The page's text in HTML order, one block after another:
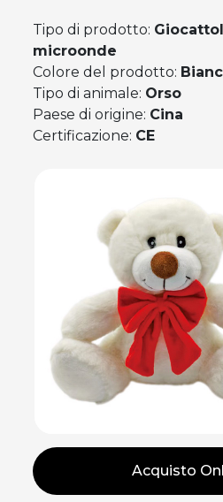
Tipo di prodotto:
microonde
Colore del prodotto:
Tipo di animale: Orso
Paese di origine: Cina
Certificazione: CE
Acquisto